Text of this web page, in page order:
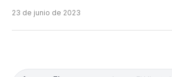
23 de junio de 2023